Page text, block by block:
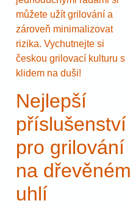
můžete užít grilování a
zároveň minimalizovat
rizika. Vychutnejte si
českou grilovací kulturu s
klidem na duši!
Nejlepší
příslušenství
pro grilování
na dřevěném
uhlí